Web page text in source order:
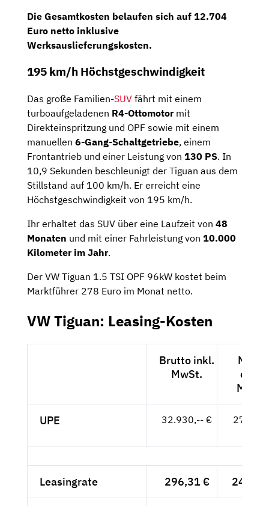
Die Gesamtkosten belaufen sich auf 12.704
Euro netto inklusive
Werksauslieferungskosten.
195 km/h Höchstgeschwindigkeit
Das große Familien-SUV fährt mit einem
turboaufgeladenen R4-Ottomotormit
Direkteinspritzung und OPF sowie mit einem
manuellen 6-Gang-Schaltgetriebe, einem
Frontantrieb und einer Leistung von 130 PS. In
10,9 Sekunden beschleunigt der Tiguan aus dem
Stillstand auf 100 km/h. Er erreicht eine
Höchstgeschwindigkeit von 195 km/h.
Ihr erhaltet das SUV über eine Laufzeit von 48
Monaten und mit einer Fahrleistung von 10.000
Kilometer im Jahr.
Der VW Tiguan 1.5 TSI OPF 96kW kostet beim
Marktführer 278 Euro im Monat netto.
VW Tiguan: Leasing-Kosten
Brutto inkl.
MwSt.
Netto
exkl.
MwSt.
UPE 32.930,-- €
Leasingrate 296,31 € 249,--